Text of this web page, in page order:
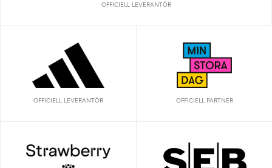
OFFICIELL LEVERANTÖR
OFFICIELL LEVERANTÖR OFFICIELL PARTNER